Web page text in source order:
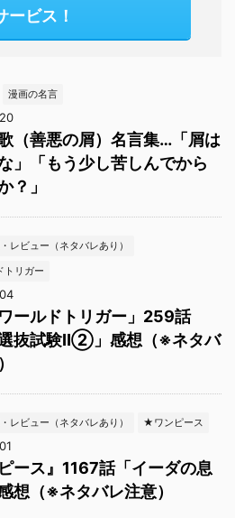
ービス！
漫画の名言
（善悪の屑）名言集…「屑は
」「もう少し苦しんでから
？」
レビュー（ネタバレあり）
リガー
ールドトリガー」259話
選抜試験Ⅱ②」感想（※ネタバ
レビュー（ネタバレあり） ★ワンピース
ピース』1167話「イーダの息
想（※ネタバレ注意）